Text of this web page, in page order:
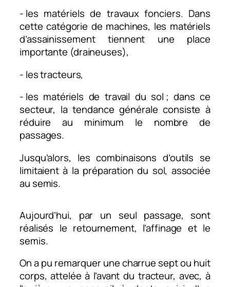
- les matériels de travaux fonciers. Dans
cette catégorie de machines, les matériels
d’assainissement tiennent une place
importante (draineuses),
- les tracteurs,
- les matériels de travail du sol ; dans ce
secteur, la tendance générale consiste à
réduire au minimum le nombre de
passages.
Jusqu’alors, les combinaisons d’outils se
limitaient à la préparation du sol, associée
au semis.
Aujourd’hui, par un seul passage, sont
réalisés le retournement, l’affinage et le
semis.
On a pu remarquer une charrue sept ou huit
corps, attelée à l’avant du tracteur, avec, à